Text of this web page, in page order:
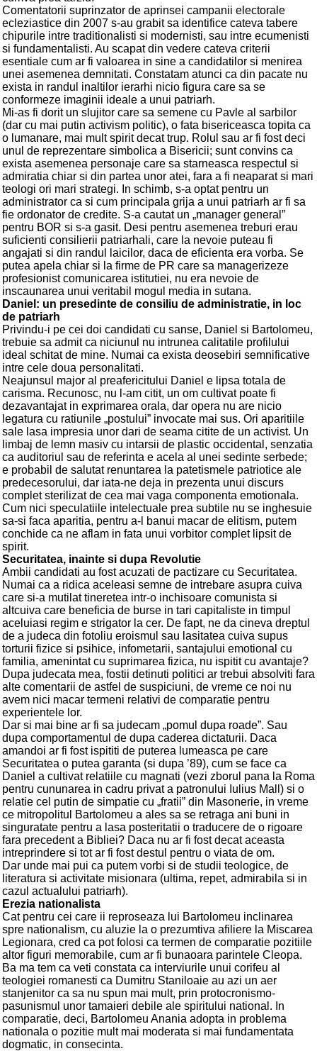
Comentatorii suprinzator de aprinsei campanii electorale
ecleziastice din 2007 s-au grabit sa identifice cateva tabere
chipurile intre traditionalisti si modernisti, sau intre ecumenisti
si fundamentalisti. Au scapat din vedere cateva criterii
esentiale cum ar fi valoarea in sine a candidatilor si menirea
unei asemenea demnitati. Constatam atunci ca din pacate nu
exista in randul inaltilor ierarhi nicio figura care sa se
conformeze imaginii ideale a unui patriarh.
Mi-as fi dorit un slujitor care sa semene cu Pavle al sarbilor
(dar cu mai putin activism politic), o fata bisericeasca topita ca
o lumanare, mai mult spirit decat trup. Rolul sau ar fi fost deci
unul de reprezentare simbolica a Bisericii; sunt convins ca
exista asemenea personaje care sa starneasca respectul si
admiratia chiar si din partea unor atei, fara a fi neaparat si mari
teologi ori mari strategi. In schimb, s-a optat pentru un
administrator ca si cum principala grija a unui patriarh ar fi sa
fie ordonator de credite. S-a cautat un „manager general”
pentru BOR si s-a gasit. Desi pentru asemenea treburi erau
suficienti consilierii patriarhali, care la nevoie puteau fi
angajati si din randul laicilor, daca de eficienta era vorba. Se
putea apela chiar si la firme de PR care sa managerizeze
profesionist comunicarea istitutiei, nu era nevoie de
inscaunarea unui veritabil mogul media in sutana.
Daniel: un presedinte de consiliu de administratie, in loc
de patriarh
Privindu-i pe cei doi candidati cu sanse, Daniel si Bartolomeu,
trebuie sa admit ca niciunul nu intrunea calitatile profilului
ideal schitat de mine. Numai ca exista deosebiri semnificative
intre cele doua personalitati.
Neajunsul major al preafericitului Daniel e lipsa totala de
carisma. Recunosc, nu l-am citit, un om cultivat poate fi
dezavantajat in exprimarea orala, dar opera nu are nicio
legatura cu ratiunile „postului” invocate mai sus. Ori aparitiile
sale lasa impresia unor dari de seama citite de un activist. Un
limbaj de lemn masiv cu intarsii de plastic occidental, senzatia
ca auditoriul sau de referinta e acela al unei sedinte serbede;
e probabil de salutat renuntarea la patetismele patriotice ale
predecesorului, dar iata-ne deja in prezenta unui discurs
complet sterilizat de cea mai vaga componenta emotionala.
Cum nici speculatiile intelectuale prea subtile nu se inghesuie
sa-si faca aparitia, pentru a-l banui macar de elitism, putem
conchide ca ne aflam in fata unui vorbitor complet lipsit de
spirit.
Securitatea, inainte si dupa Revolutie
Ambii candidati au fost acuzati de pactizare cu Securitatea.
Numai ca a ridica aceleasi semne de intrebare asupra cuiva
care si-a mutilat tineretea intr-o inchisoare comunista si
altcuiva care beneficia de burse in tari capitaliste in timpul
aceluiasi regim e strigator la cer. De fapt, ne da cineva dreptul
de a judeca din fotoliu eroismul sau lasitatea cuiva supus
torturii fizice si psihice, infometarii, santajului emotional cu
familia, amenintat cu suprimarea fizica, nu ispitit cu avantaje?
Dupa judecata mea, fostii detinuti politici ar trebui absolviti fara
alte comentarii de astfel de suspiciuni, de vreme ce noi nu
avem nici macar termeni relativi de comparatie pentru
experientele lor.
Dar si mai bine ar fi sa judecam „pomul dupa roade”. Sau
dupa comportamentul de dupa caderea dictaturii. Daca
amandoi ar fi fost ispititi de puterea lumeasca pe care
Securitatea o putea garanta (si dupa ’89), cum se face ca
Daniel a cultivat relatiile cu magnati (vezi zborul pana la Roma
pentru cununarea in cadru privat a patronului Iulius Mall) si o
relatie cel putin de simpatie cu „fratii” din Masonerie, in vreme
ce mitropolitul Bartolomeu a ales sa se retraga ani buni in
singuratate pentru a lasa posteritatii o traducere de o rigoare
fara precedent a Bibliei? Daca nu ar fi fost decat aceasta
intreprindere si tot ar fi fost destul pentru o viata de om.
Dar unde mai pui ca putem vorbi si de studii teologice, de
literatura si activitate misionara (ultima, repet, admirabila si in
cazul actualului patriarh).
Erezia nationalista
Cat pentru cei care ii reproseaza lui Bartolomeu inclinarea
spre nationalism, cu aluzie la o prezumtiva afiliere la Miscarea
Legionara, cred ca pot folosi ca termen de comparatie pozitiile
altor figuri memorabile, cum ar fi bunaoara parintele Cleopa.
Ba ma tem ca veti constata ca interviurile unui corifeu al
teologiei romanesti ca Dumitru Staniloaie au azi un aer
stanjenitor ca sa nu spun mai mult, prin protocronismo-
pasunismul unor tamaieri debile ale spiritului national. In
comparatie, deci, Bartolomeu Anania adopta in problema
nationala o pozitie mult mai moderata si mai fundamentata
dogmatic, in consecinta.